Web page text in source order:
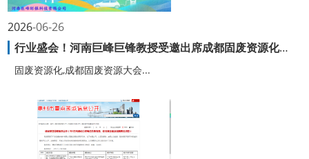
06-26
2026
行业盛会！河南巨峰巨锋教授受邀出席成都固废资源化大会，分享双碳背景资源高值化再生技术
固废资源化,成都固废资源大会...